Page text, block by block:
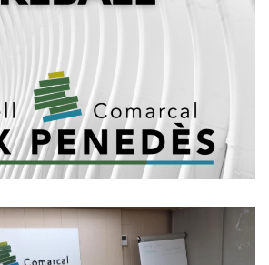
ves Pel
Comarcal Del Baix
I Creació Borsa De
Treball
Altres